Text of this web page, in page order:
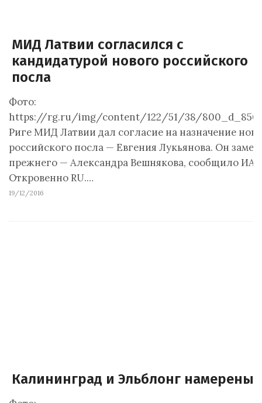
МИД Латвии согласился с
кандидатурой нового российского
посла
Фото:
https://rg.ru/img/content/122/51/38/
Риге МИД Латвии дал согласие на назначение
российского посла — Евгения Лукьянова. Он
прежнего — Александра Вешнякова, сообщило ИА
Откровенно RU.…
19/12/2016
Калининград и Эльблонг намерены